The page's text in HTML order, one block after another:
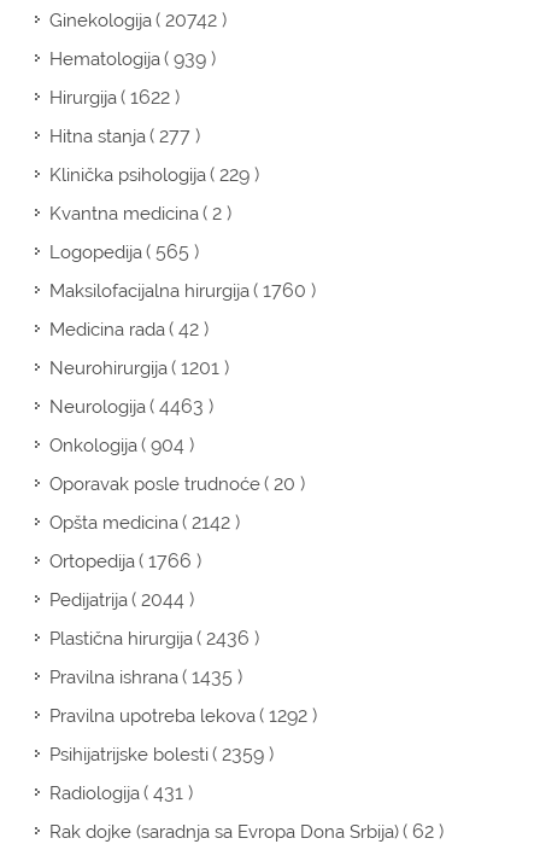
Ginekologija( 20742 )
Hematologija( 939 )
Hirurgija( 1622 )
Hitna stanja( 277 )
Klinička psihologija( 229 )
Kvantna medicina( 2 )
Logopedija( 565 )
Maksilofacijalna hirurgija( 1760 )
Medicina rada( 42 )
Neurohirurgija( 1201 )
Neurologija( 4463 )
Onkologija( 904 )
Oporavak posle trudnoće( 20 )
Opšta medicina( 2142 )
Ortopedija( 1766 )
Pedijatrija( 2044 )
Plastična hirurgija( 2436 )
Pravilna ishrana( 1435 )
Pravilna upotreba lekova( 1292 )
Psihijatrijske bolesti( 2359 )
Radiologija( 431 )
Rak dojke (saradnja sa Evropa Dona Srbija)( 62 )